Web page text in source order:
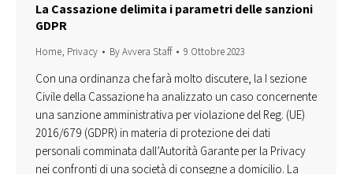
La Cassazione delimita i parametri delle sanzioni
GDPR
Home, Privacy ByAvvera Staff 9 Ottobre 2023
Con una ordinanza che farà molto discutere, la I sezione
Civile della Cassazione ha analizzato un caso concernente
una sanzione amministrativa per violazione del Reg. (UE)
2016/679 (GDPR) in materia di protezione dei dati
personali comminata dall’Autorità Garante per la Privacy
nei confronti di una società di consegne a domicilio. La